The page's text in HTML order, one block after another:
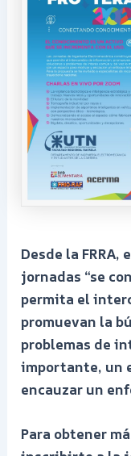
Desde la
jornadas “se
permita el
promuevan la
problemas de
importante, un
encauzar un
Para obtener